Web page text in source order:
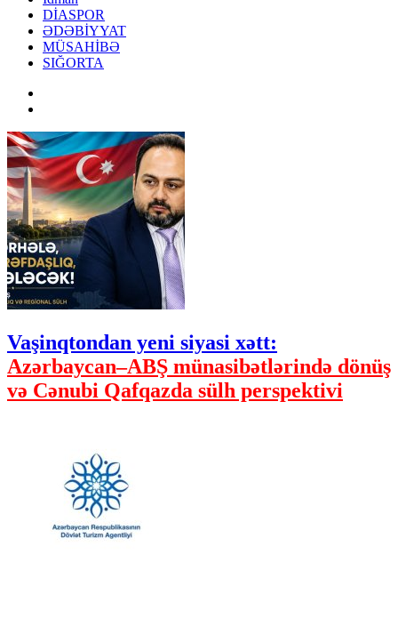
DİASPOR
ƏDƏBİYYAT
MÜSAHİBƏ
SIĞORTA
Vaşinqtondan yeni siyasi xətt:
Azərbaycan–ABŞ münasibətlərində dönüş
və Cənubi Qafqazda sülh perspektivi